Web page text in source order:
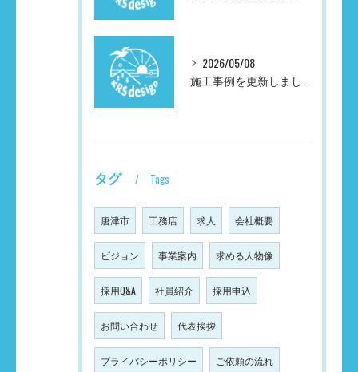
2026/05/08
タグ Tags
唐津市 工務店 求人 会社概要
ビジョン 事業案内 求める人物像
採用Q&A 社員紹介 採用申込
お問い合わせ 代表挨拶
プライバシーポリシー ご依頼の流れ